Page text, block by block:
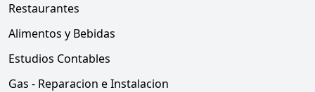
Restaurantes
Alimentos y Bebidas
Estudios Contables
Gas - Reparacion e Instalacion